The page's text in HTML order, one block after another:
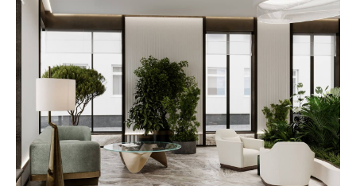
Дом, который отражает ваш
высокий статус